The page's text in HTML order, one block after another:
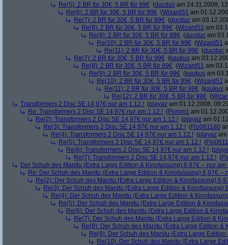
Re(5): 2 BR für 30€, 5 BR für 99€ (ducduc am 24.11.2008,
Re(6): 2 BR für 30€, 5 BR für 99€ (Wizard51 am
Re(7): 2 BR für 30€, 5 BR für 99€ (ducduc am
Re(8): 2 BR für 30€, 5 BR für 99€ (Wizard51 am
Re(9): 2 BR für 30€, 5 BR für 99€ (ducduc am
Re(10): 2 BR für 30€, 5 BR für 99€ (Wizard51
Re(11): 2 BR für 30€, 5 BR für 99€ (ducduc
Re(7): 2 BR für 30€, 5 BR für 99€ (kaukus am
Re(8): 2 BR für 30€, 5 BR für 99€ (Wizard51 am
Re(9): 2 BR für 30€, 5 BR für 99€ (kaukus am
Re(10): 2 BR für 30€, 5 BR für 99€ (Wizard51
Re(11): 2 BR für 30€, 5 BR für 99€ (kaukus
Re(12): 2 BR für 30€, 5 BR für 99€ (
Transformers 2 Disc SE 14,97€ nur am 1.12.! (playaz am 01.12.2008,
Re: Transformers 2 Disc SE 14,97€ nur am 1.12.! (Pomm1 am
Re(2): Transformers 2 Disc SE 14,97€ nur am 1.12.! (playaz am
Re(3): Transformers 2 Disc SE 14,97€ nur am 1.12.! (Flo061180
Re(4): Transformers 2 Disc SE 14,97€ nur am 1.12.! (playaz
Re(5): Transformers 2 Disc SE 14,97€ nur am 1.12.! (
Re(6): Transformers 2 Disc SE 14,97€ nur am 1.12.! (
Re(7): Transformers 2 Disc SE 14,97€ nur am 1.12.! (
Der Schuh des Manitu (Extra Large Edition & Kinofassung) 6,97€ -- nur am
Re: Der Schuh des Manitu (Extra Large Edition & Kinofassung) 6,97€ --
Re(2): Der Schuh des Manitu (Extra Large Edition & Kinofassung)
Re(3): Der Schuh des Manitu (Extra Large Edition & Kinofassung)
Re(4): Der Schuh des Manitu (Extra Large Edition &
Re(5): Der Schuh des Manitu (Extra Large Edition &
Re(6): Der Schuh des Manitu (Extra Large Edition &
Re(7): Der Schuh des Manitu (Extra Large Edition &
Re(8): Der Schuh des Manitu (Extra Large Edition &
Re(9): Der Schuh des Manitu (Extra Large
Re(10): Der Schuh des Manitu (Extra Large